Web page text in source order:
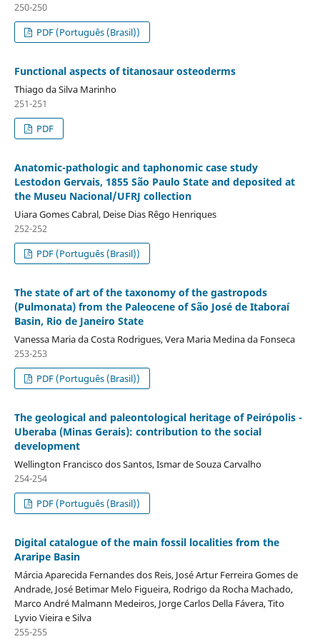
250-250
PDF (Português (Brasil))
Functional aspects of titanosaur osteoderms
Thiago da Silva Marinho
251-251
PDF
Anatomic-pathologic and taphonomic case study
Lestodon Gervais, 1855 São Paulo State and deposited at
the Museu Nacional/UFRJ collection
Uiara Gomes Cabral, Deise Dias Rêgo Henriques
252-252
PDF (Português (Brasil))
The state of art of the taxonomy of the gastropods
(Pulmonata) from the Paleocene of São José de Itaboraí
Basin, Rio de Janeiro State
Vanessa Maria da Costa Rodrigues, Vera Maria Medina da Fonseca
253-253
PDF (Português (Brasil))
The geological and paleontological heritage of Peirópolis -
Uberaba (Minas Gerais): contribution to the social
development
Wellington Francisco dos Santos, Ismar de Souza Carvalho
254-254
PDF (Português (Brasil))
Digital catalogue of the main fossil localities from the
Araripe Basin
Márcia Aparecida Fernandes dos Reis, José Artur Ferreira Gomes de
Andrade, José Betimar Melo Figueira, Rodrigo da Rocha Machado,
Marco André Malmann Medeiros, Jorge Carlos Della Fávera, Tito
Lyvio Vieira e Silva
255-255